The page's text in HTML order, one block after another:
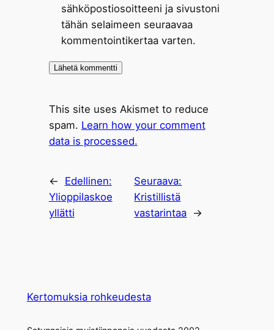
sähköpostiosoitteeni ja sivustoni
tähän selaimeen seuraavaa
kommentointikertaa varten.
This site uses Akismet to reduce
spam. Learn how your comment
data is processed.
←
Edellinen:
Ylioppilaskoe
yllätti
Seuraava:
Kristillistä
vastarintaa →
Kertomuksia rohkeudesta